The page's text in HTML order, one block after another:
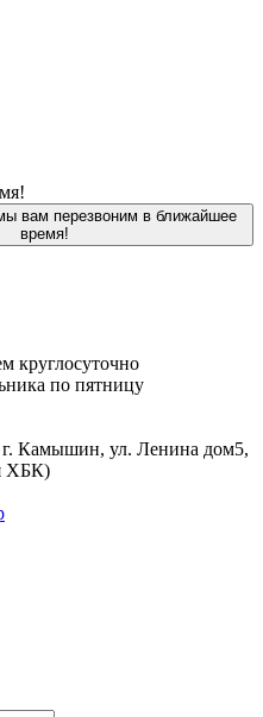
вам перезвоним в ближайшее
время!
круглосуточно
по пятницу
г. Камышин, ул. Ленина дом5,
ХБК)